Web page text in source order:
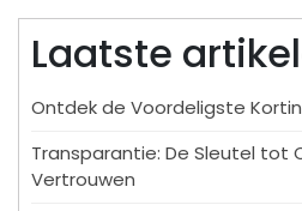
Laatste
Ontdek de Voordeligste
Transparantie: De Sleutel tot
Vertrouwen